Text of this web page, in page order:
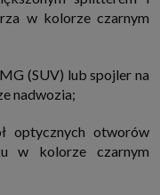
w kolorze czarnym
(SUV) lub spojler na
nadwozia;
otworów
w kolorze czarnym